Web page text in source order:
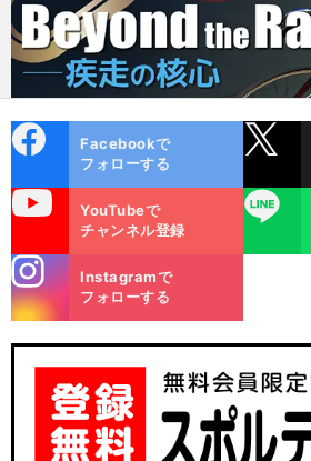
ok
Facebookで
フォローする
YouTubeで
チャンネル登録
LINE
m
Instagramで
フォローする